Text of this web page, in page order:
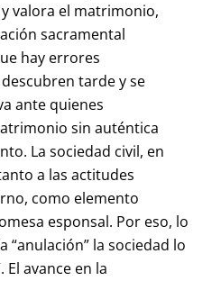
valora el matrimonio,
sacramental
hay errores
tarde y se
ante quienes
sin auténtica
La sociedad civil, en
a las actitudes
como elemento
esponsal. Por eso, lo
“anulación” la sociedad lo
El avance en la